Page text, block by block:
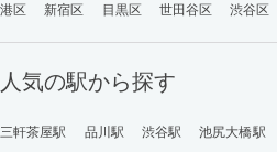
港区 新宿区 目黒区 世田谷区 渋谷区
人気の駅から探す
三軒茶屋駅 品川駅 渋谷駅 池尻大橋駅